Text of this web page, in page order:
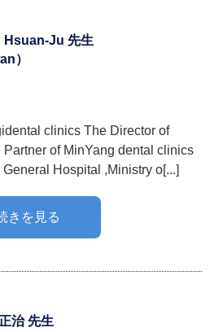
Hsuan-Ju 先生
）
clinics The Director of
of MinYang dental clinics
Hospital ,Ministry o[...]
きを見る
治 先生